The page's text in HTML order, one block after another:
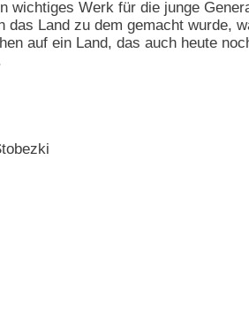
wichtiges Werk für die junge
das Land zu dem gemacht wurde,
auf ein Land, das auch heute